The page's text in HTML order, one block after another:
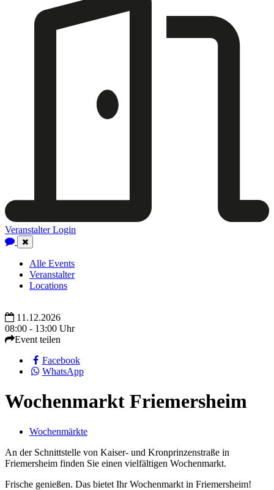
Veranstalter Login
Close
Navigation
Alle Events
Veranstalter
Locations
11.12.2026
08:00 - 13:00 Uhr
Event teilen
Facebook
WhatsApp
Wochenmarkt Friemersheim
Wochenmärkte
An der Schnittstelle von Kaiser- und Kronprinzenstraße in
Friemersheim finden Sie einen vielfältigen Wochenmarkt.
Frische genießen. Das bietet Ihr Wochenmarkt in Friemersheim!